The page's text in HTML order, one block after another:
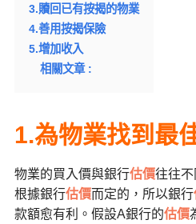
3.贖回已有按揭的物業
4.善用按揭保險
5.增加收入
相關文章 :
1.為物業找到最
物業的買入價與銀行估價往往
根據銀行估價而定的，所以銀行
款額愈有利。假設A銀行的估價